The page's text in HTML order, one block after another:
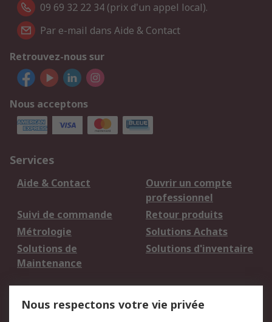
09 69 32 22 34 (prix d'un appel local).
Par e-mail dans Aide & Contact
Retrouvez-nous sur
Nous acceptons
Services
Aide & Contact
Ouvrir un compte
professionnel
Suivi de commande
Retour produits
Métrologie
Solutions Achats
Solutions de
Maintenance
Solutions d'inventaire
Nous respectons votre vie privée